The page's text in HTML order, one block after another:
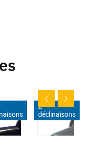
2
déclinaisons